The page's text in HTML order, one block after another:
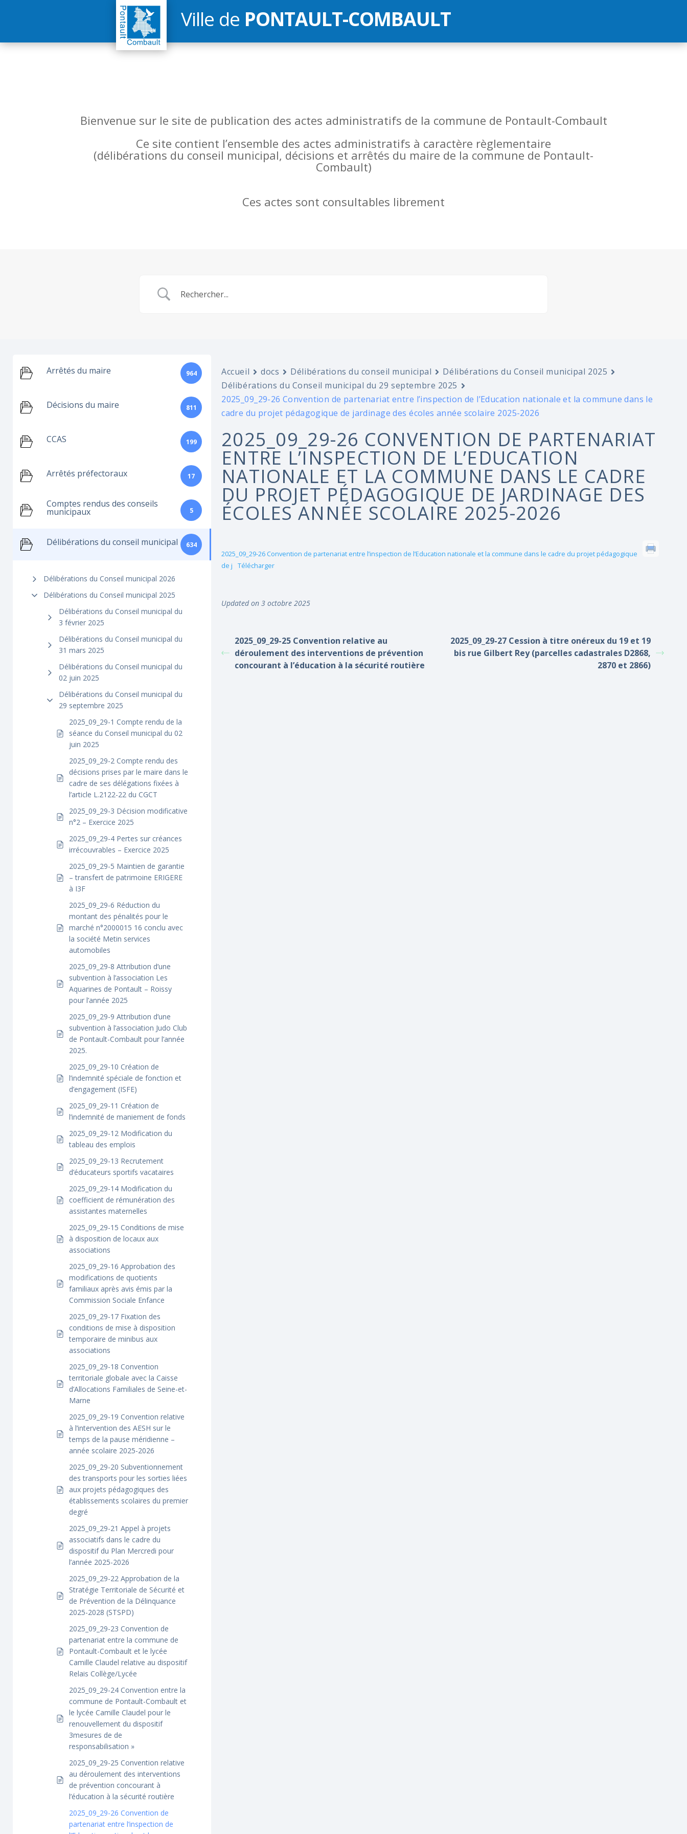
Ville de PONTAULT-COMBAULT
Bienvenue sur le site de publication des actes administratifs de la commune de Pontault-Combault
Ce site contient l’ensemble des actes administratifs à caractère règlementaire
(délibérations du conseil municipal, décisions et arrêtés du maire de la commune de Pontault-
Combault)
Ces actes sont consultables librement
Arrêtés du maire 964
Décisions du maire 811
CCAS 199
Arrêtés préfectoraux 17
Comptes rendus des conseils
municipaux 5
Délibérations du conseil municipal 634
Délibérations du Conseil municipal 2026
Délibérations du Conseil municipal 2025
Délibérations du Conseil municipal du
3 février 2025
Délibérations du Conseil municipal du
31 mars 2025
Délibérations du Conseil municipal du
02 juin 2025
Délibérations du Conseil municipal du
29 septembre 2025
2025_09_29-1 Compte rendu de la
séance du Conseil municipal du 02
juin 2025
2025_09_29-2 Compte rendu des
décisions prises par le maire dans le
cadre de ses délégations fixées à
l’article L.2122-22 du CGCT
2025_09_29-3 Décision modificative
n°2 – Exercice 2025
2025_09_29-4 Pertes sur créances
irrécouvrables – Exercice 2025
2025_09_29-5 Maintien de garantie
– transfert de patrimoine ERIGERE
à I3F
2025_09_29-6 Réduction du
montant des pénalités pour le
marché n°2000015 16 conclu avec
la société Metin services
automobiles
2025_09_29-8 Attribution d’une
subvention à l’association Les
Aquarines de Pontault – Roissy
pour l’année 2025
2025_09_29-9 Attribution d’une
subvention à l’association Judo Club
de Pontault-Combault pour l’année
2025.
2025_09_29-10 Création de
l’indemnité spéciale de fonction et
d’engagement (ISFE)
2025_09_29-11 Création de
l’indemnité de maniement de fonds
2025_09_29-12 Modification du
tableau des emplois
2025_09_29-13 Recrutement
d’éducateurs sportifs vacataires
2025_09_29-14 Modification du
coefficient de rémunération des
assistantes maternelles
2025_09_29-15 Conditions de mise
à disposition de locaux aux
associations
2025_09_29-16 Approbation des
modifications de quotients
familiaux après avis émis par la
Commission Sociale Enfance
2025_09_29-17 Fixation des
conditions de mise à disposition
temporaire de minibus aux
associations
2025_09_29-18 Convention
territoriale globale avec la Caisse
d’Allocations Familiales de Seine-et-
Marne
2025_09_29-19 Convention relative
à l’intervention des AESH sur le
temps de la pause méridienne –
année scolaire 2025-2026
2025_09_29-20 Subventionnement
des transports pour les sorties liées
aux projets pédagogiques des
établissements scolaires du premier
degré
2025_09_29-21 Appel à projets
associatifs dans le cadre du
dispositif du Plan Mercredi pour
l’année 2025-2026
2025_09_29-22 Approbation de la
Stratégie Territoriale de Sécurité et
de Prévention de la Délinquance
2025-2028 (STSPD)
2025_09_29-23 Convention de
partenariat entre la commune de
Pontault-Combault et le lycée
Camille Claudel relative au dispositif
Relais Collège/Lycée
2025_09_29-24 Convention entre la
commune de Pontault-Combault et
le lycée Camille Claudel pour le
renouvellement du dispositif
3mesures de de
responsabilisation »
2025_09_29-25 Convention relative
au déroulement des interventions
de prévention concourant à
l’éducation à la sécurité routière
2025_09_29-26 Convention de
partenariat entre l’inspection de
Accueil docs Délibérations du conseil municipal
Délibérations du Conseil municipal 2025
Délibérations du Conseil municipal du 29 septembre 2025
2025_09_29-26 Convention de partenariat entre l’inspection de l’Education nationale et la commune dans le
cadre du projet pédagogique de jardinage des écoles année scolaire 2025-2026
2025_09_29-26 CONVENTION DE PARTENARIAT
ENTRE L’INSPECTION DE L’EDUCATION
NATIONALE ET LA COMMUNE DANS LE CADRE
DU PROJET PÉDAGOGIQUE DE JARDINAGE DES
ÉCOLES ANNÉE SCOLAIRE 2025-2026
2025_09_29-26 Convention de partenariat entre l’inspection de l’Education nationale et la commune dans le cadre du projet pédagogique
de j
Télécharger
Updated on 3 octobre 2025
2025_09_29-25 Convention relative au
déroulement des interventions de prévention
concourant à l’éducation à la sécurité routière
2025_09_29-27 Cession à titre onéreux du 19 et 19
bis rue Gilbert Rey (parcelles cadastrales D2868,
2870 et 2866)